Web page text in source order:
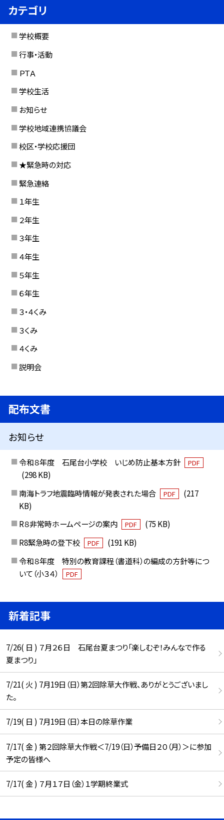
カテゴリ
学校概要
行事・活動
ＰＴＡ
学校生活
お知らせ
学校地域連携協議会
校区・学校応援団
★緊急時の対応
緊急連絡
１年生
２年生
３年生
４年生
５年生
６年生
３・４くみ
３くみ
４くみ
説明会
配布文書
お知らせ
令和８年度 石尾台小学校 いじめ防止基本方針 PDF
(298 KB)
南海トラフ地震臨時情報が発表された場合
PDF
(217
KB)
R８非常時ホームページの案内
PDF
(75 KB)
R8緊急時の登下校
PDF
(191 KB)
令和８年度 特別の教育課程（書道科）の編成の方針等につ
いて（小３４）
PDF
新着記事
7/26( 日 ) ７月２６日 石尾台夏まつり「楽しむぞ！みんなで作る
夏まつり」
7/21( 火 ) 7月19日（日）第2回除草大作戦、ありがとうございまし
た。
7/19( 日 ) 7月19日（日）本日の除草作業
7/17( 金 ) 第２回除草大作戦＜7/19（日）予備日２０（月）＞に参加
予定の皆様へ
7/17( 金 ) ７月１７日（金）１学期終業式